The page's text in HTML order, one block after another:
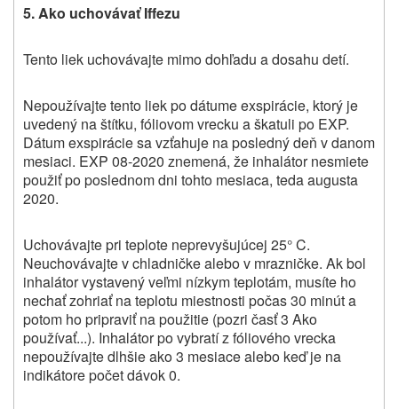
5.Ako uchovávať Iffezu
Tento liek uchovávajte mimo dohľadu a dosahu detí.
Nepoužívajte tento liek po dátume exspirácie, ktorý je
uvedený na štítku, fóliovom vrecku a škatuli po EXP.
Dátum exspirácie sa vzťahuje na posledný deň v danom
mesiaci. EXP 08-2020 znemená, že inhalátor nesmiete
použiť po poslednom dni tohto mesiaca, teda augusta
2020.
Uchovávajte pri teplote neprevyšujúcej 25° C.
Neuchovávajte v chladničke alebo v mrazničke. Ak bol
inhalátor vystavený veľmi nízkym teplotám, musíte ho
nechať zohriať na teplotu miestnosti počas 30 minút a
potom ho pripraviť na použitie (pozri časť 3 Ako
používať...). Inhalátor po vybratí z fóliového vrecka
nepoužívajte dlhšie ako 3 mesiace alebo keď je na
indikátore počet dávok 0.